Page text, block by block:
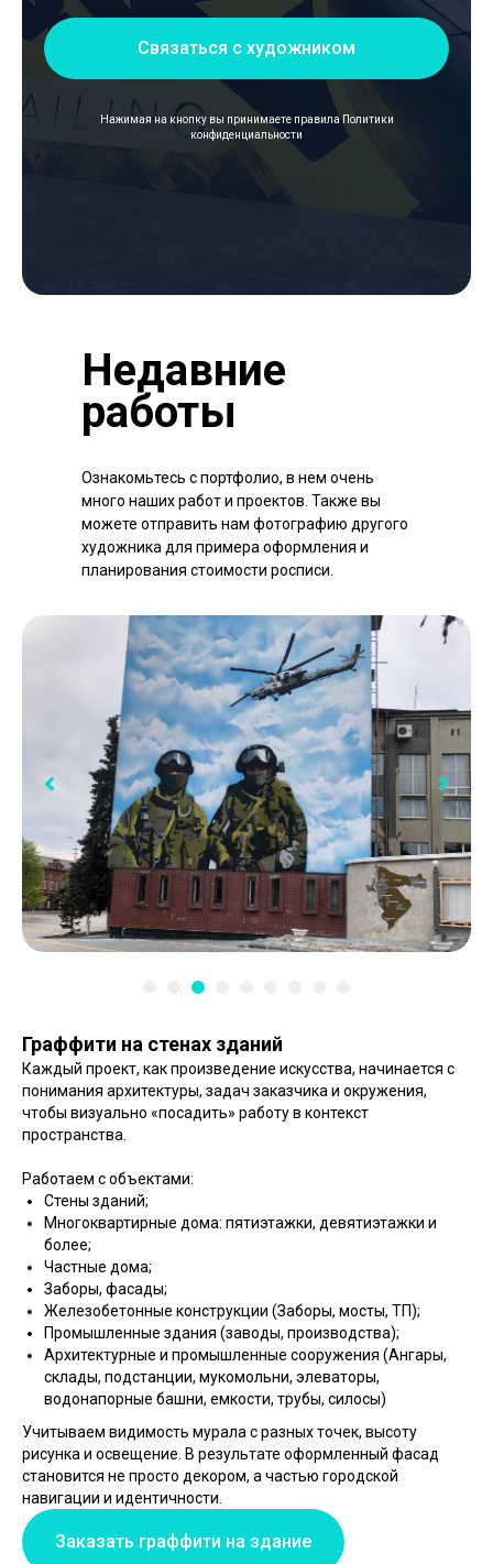
Связаться с художником
Нажимая на кнопку вы принимаете правила Политики
конфиденциальности
Недавние
работы
Ознакомьтесь с портфолио, в нем очень
много наших работ и проектов. Также вы
можете отправить нам фотографию другого
художника для примера оформления и
планирования стоимости росписи.
Граффити на стенах зданий
Каждый проект, как произведение искусства, начинается с
понимания архитектуры, задач заказчика и окружения,
чтобы визуально «посадить» работу в контекст
пространства.
Работаем с объектами:
Стены зданий;
Многоквартирные дома: пятиэтажки, девятиэтажки и
более;
Частные дома;
Заборы, фасады;
Железобетонные конструкции (Заборы, мосты, ТП);
Промышленные здания (заводы, производства);
Архитектурные и промышленные сооружения (Ангары,
склады, подстанции, мукомольни, элеваторы,
водонапорные башни, емкости, трубы, силосы)
Учитываем видимость мурала с разных точек, высоту
рисунка и освещение. В результате оформленный фасад
становится не просто декором, а частью городской
навигации и идентичности.
Заказать граффити на здание